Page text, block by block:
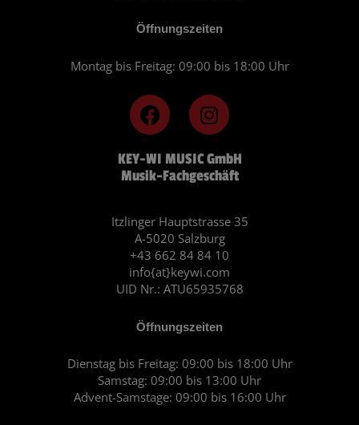
KEY-WI MUSIC GmbH
Musik-Fachgeschäft
Itzlinger Hauptstrasse 35
A-5020 Salzburg
+43 662 84 84 10
info{at}keywi.com
UID Nr.: ATU65935768
Öffnungszeiten
Dienstag bis Freitag: 09:00 bis 18:00 Uhr
Samstag: 09:00 bis 13:00 Uhr
Advent-Samstage: 09:00 bis 16:00 Uhr
F
a
c
e
b
o
k
I
n
s
t
a
r
a
m
Öffnungszeiten
Montag bis Freitag: 09:00 bis 18:00 Uhr